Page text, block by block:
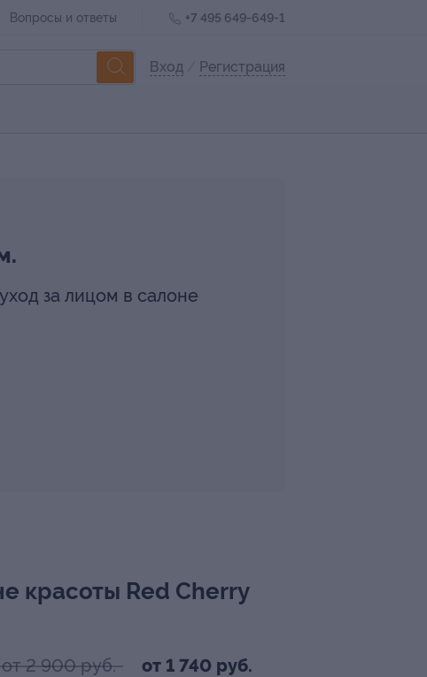
Вопросы и ответы +7 495 649-649-1
Вход Регистрация
за лицом в салоне
красоты Red Cherry
от 2 900 руб. от 1 740 руб.